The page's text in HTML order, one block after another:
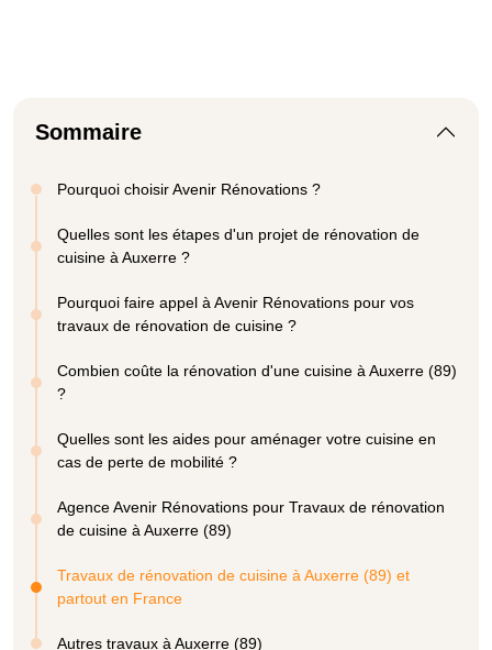
Sommaire
Pourquoi choisir Avenir Rénovations ?
Quelles sont les étapes d'un projet de rénovation de
cuisine à Auxerre ?
Pourquoi faire appel à Avenir Rénovations pour vos
travaux de rénovation de cuisine ?
Combien coûte la rénovation d'une cuisine à Auxerre (89)
?
Quelles sont les aides pour aménager votre cuisine en
cas de perte de mobilité ?
Agence Avenir Rénovations pour Travaux de rénovation
de cuisine à Auxerre (89)
Travaux de rénovation de cuisine à Auxerre (89) et
partout en France
Autres travaux à Auxerre (89)